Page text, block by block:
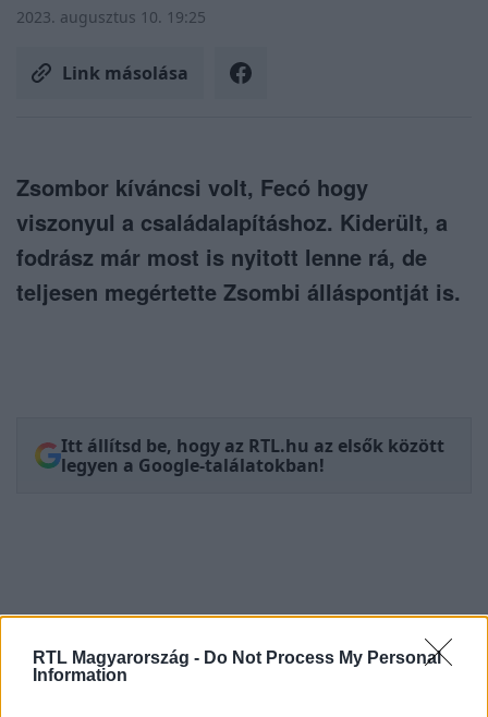
RTL Magyarország - Do Not Process My Personal
Information
2023. augusztus 10. 19:25
Link másolása
Zsombor kíváncsi volt, Fecó hogy
viszonyul a családalapításhoz. Kiderült, a
fodrász már most is nyitott lenne rá, de
teljesen megértette Zsombi álláspontját is.
Itt állítsd be, hogy az RTL.hu az elsők között
legyen a Google-találatokban!